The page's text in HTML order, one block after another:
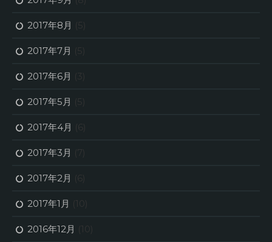
2017年8月 (5)
2017年7月 (5)
2017年6月 (3)
2017年5月 (5)
2017年4月 (6)
2017年3月 (7)
2017年2月 (6)
2017年1月 (10)
2016年12月 (10)